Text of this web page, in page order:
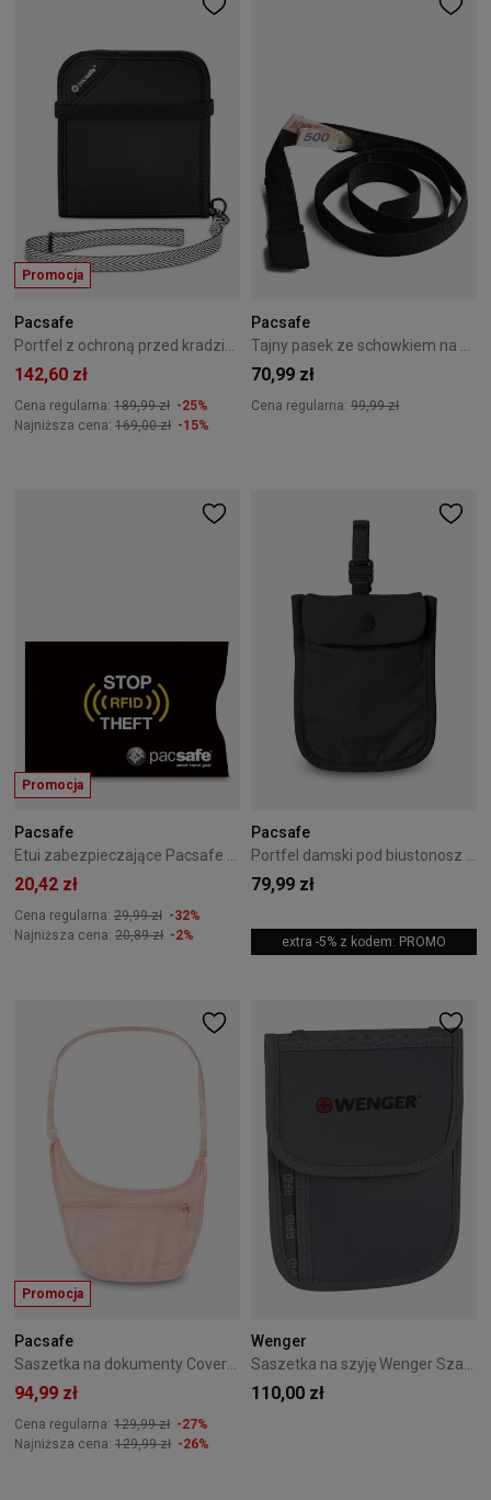
Promocja
Pacsafe
Portfel z ochroną przed kradzieżą Pacsafe RFIDsafe V100 Black
142,60 zł
Cena regularna: 189,99 zł -25%
Najniższa cena: 169,00 zł -15%
Pacsafe
Tajny pasek ze schowkiem na pieniądze Pacsafe Cashsafe Black
70,99 zł
Cena regularna: 99,99 zł
Promocja
Pacsafe
20,42 zł
Cena regularna: 29,99 zł -32%
Najniższa cena: 20,89 zł -2%
Pacsafe
79,99 zł
extra -5% z kodem: PROMO
Promocja
Pacsafe
94,99 zł
Cena regularna: 129,99 zł -27%
Najniższa cena: 129,99 zł -26%
Wenger
110,00 zł